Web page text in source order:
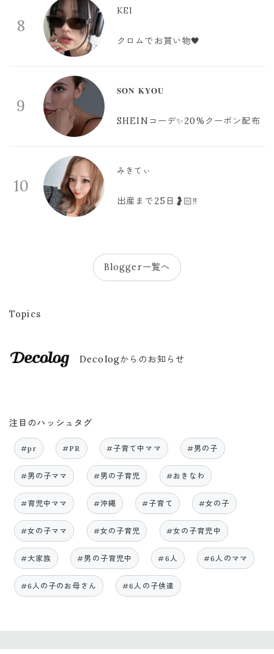
8
KEI
クロムでお買い物🖤
9
𝐒𝐎𝐍 𝐊𝐘𝐎𝐔
SHEINコーデ✨20%クーポン配布
10
みきてぃ
出産まで25日🤰🏻‼️
Blogger一覧へ
Topics
Decologからのお知らせ
注目のハッシュタグ
#pr #PR #子育て中ママ #男の子
#男の子ママ #男の子育児 #おきなわ
#育児中ママ #沖縄 #子育て #女の子
#女の子ママ #女の子育児 #女の子育児中
#大家族 #男の子育児中 #6人 #6人のママ
#6人の子のお母さん #6人の子供達